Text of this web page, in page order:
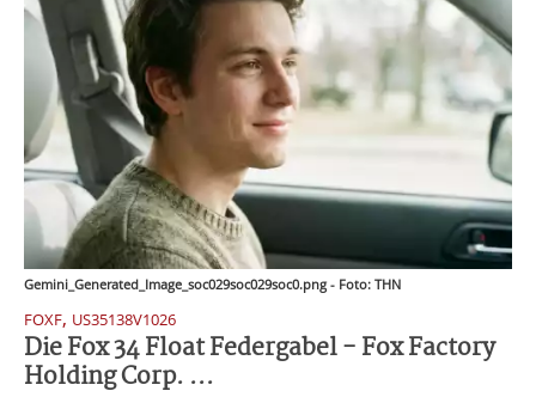
Gemini_Generated_Image_soc029soc029soc0.png - Foto: THN
FOXF, US35138V1026
Die Fox 34 Float Federgabel - Fox Factory
Holding Corp. ...